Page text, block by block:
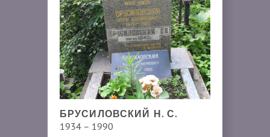
БРУСИЛОВСКИЙ Н. С.
1934 – 1990